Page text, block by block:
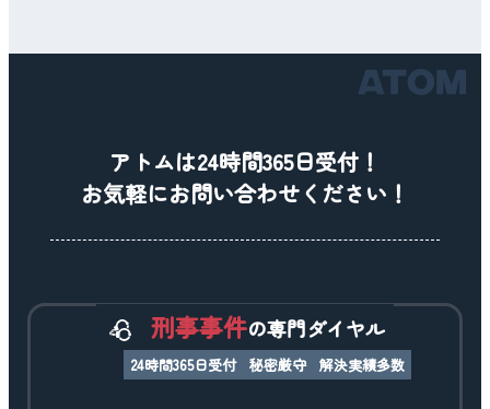
アトムは24時間365日受付！
お気軽にお問い合わせください！
刑事事件の専門ダイヤル
24時間365日受付 秘密厳守 解決実績多数